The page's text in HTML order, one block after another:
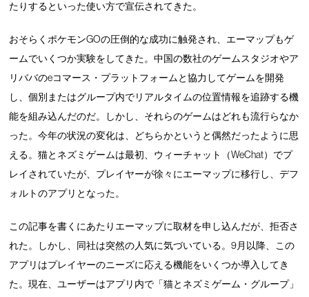
たりするといった使い方で宣伝されてきた。
おそらくポケモンGOの圧倒的な成功に触発され、エーマップもゲ
ームでいくつか実験をしてきた。中国の数社のゲームスタジオやア
リババのeコマース・プラットフォームと協力してゲームを開発
し、個別またはグループ内でリアルタイムの位置情報を追跡する機
能を組み込んだのだ。しかし、それらのゲームはどれも流行らなか
った。今年の状況の変化は、どちらかというと偶然だったように思
える。猫とネズミゲームは最初、ウィーチャット（WeChat）でプ
レイされていたが、プレイヤーが徐々にエーマップに移行し、デフ
ォルトのアプリとなった。
この記事を書くにあたりエーマップに取材を申し込んだが、拒否さ
れた。しかし、同社は突然の人気に気づいている。9月以降、この
アプリはプレイヤーのニーズに応える機能をいくつか導入してき
た。現在、ユーザーはアプリ内で「猫とネズミゲーム・グループ」